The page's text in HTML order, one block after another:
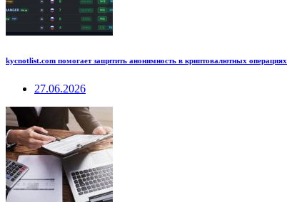
kycnotlist.com помогает защитить анонимность в криптовалютных операциях
27.06.2026